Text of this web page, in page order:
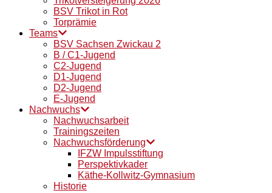
BSV Trikot in Rot
Torprämie
Teams
BSV Sachsen Zwickau 2
B / C1-Jugend
C2-Jugend
D1-Jugend
D2-Jugend
E-Jugend
Nachwuchs
Nachwuchsarbeit
Trainingszeiten
Nachwuchsförderung
IFZW Impulsstiftung
Perspektivkader
Käthe-Kollwitz-Gymnasium
Historie